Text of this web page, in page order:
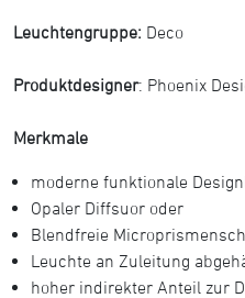
Leuchtengruppe: Deco
Produktdesigner: Phoenix
Merkmale
moderne funktionale
Opaler Diffsuor oder
Blendfreie
Leuchte an Zuleitung
hoher indirekter Anteil zur